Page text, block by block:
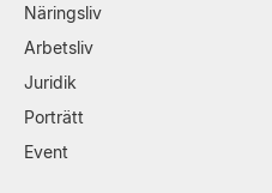
Näringsliv
Arbetsliv
Juridik
Porträtt
Event